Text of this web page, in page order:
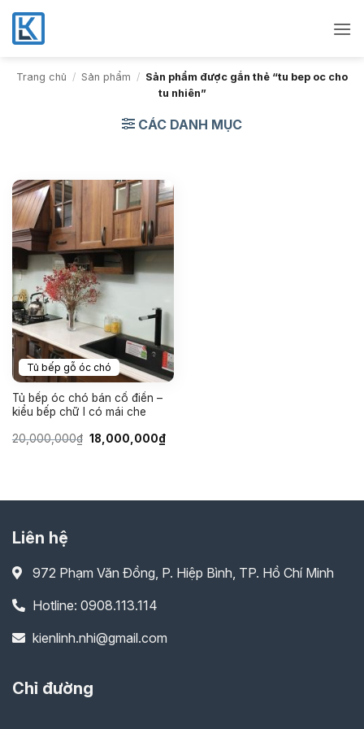
Bỏ
qua
nội
dungTrang chủ / Sản phẩm / Sản phẩm được gắn thẻ “tu bep oc cho
tu nhiên”
CÁC DANH MỤC
Tủ bếp gỗ óc chó
Tủ bếp óc chó bán cổ điển –
kiểu bếp chữ I có mái che
20,000,000₫ Giá
gốc
18,000,000₫Giá
hiện
Liên hệ
972 Phạm Văn Đồng, P. Hiệp Bình, TP. Hồ Chí Minh
Hotline: 0908.113.114
kienlinh.nhi@gmail.com
Chỉ đường